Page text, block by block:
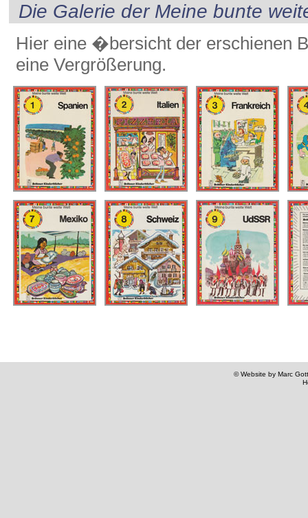
Die Galerie der Meine bunte
Hier eine �bersicht der erschienen
eine Vergrößerung.
© Website by Marc